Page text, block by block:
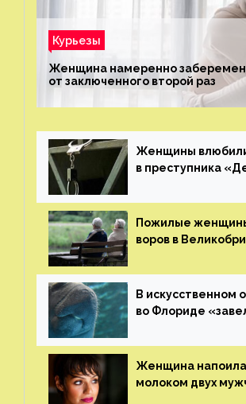
Курьезы
Женщина намеренно
от заключенного второй раз
Женщины
в преступника
ему жизнь
Пожилые
воров в
В искусственном
во Флориде
Женщина
молоком двух